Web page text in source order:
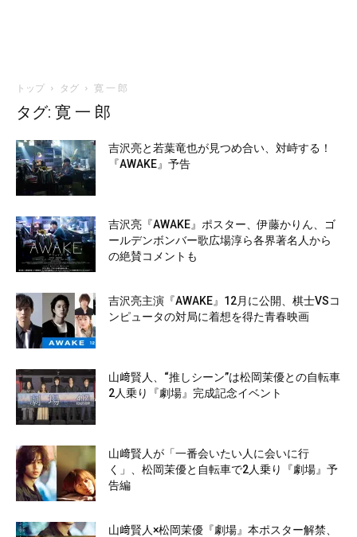
トップ タグ 寛 一 郎
タグ: 寛 一 郎
吉沢亮と若葉竜也が見つめ合い、対峙する！
『AWAKE』予告
吉沢亮『AWAKE』ポスター、伊藤かりん、ゴ
ールデンボンバー歌広場淳ら各界著名人から
の絶賛コメントも
吉沢亮主演『AWAKE』12月に公開、棋士VSコ
ンピュータの対局に着想を得た青春映画
山﨑賢人、“推しシーン”は松岡茉優との自転車
2人乗り『劇場』完成記念イベント
山﨑賢人が「一番会いたい人に会いに行
く」、松岡茉優と自転車で2人乗り『劇場』予
告編
山﨑賢人×松岡茉優『劇場』本ポスター解禁、